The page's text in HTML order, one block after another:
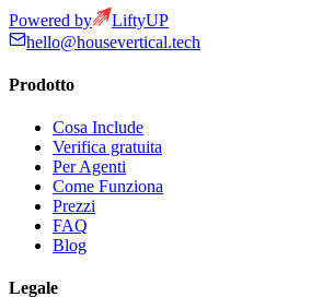
Powered by
LiftyUP
hello@housevertical.tech
Prodotto
Cosa Include
Verifica gratuita
Per Agenti
Come Funziona
Prezzi
FAQ
Blog
Legale